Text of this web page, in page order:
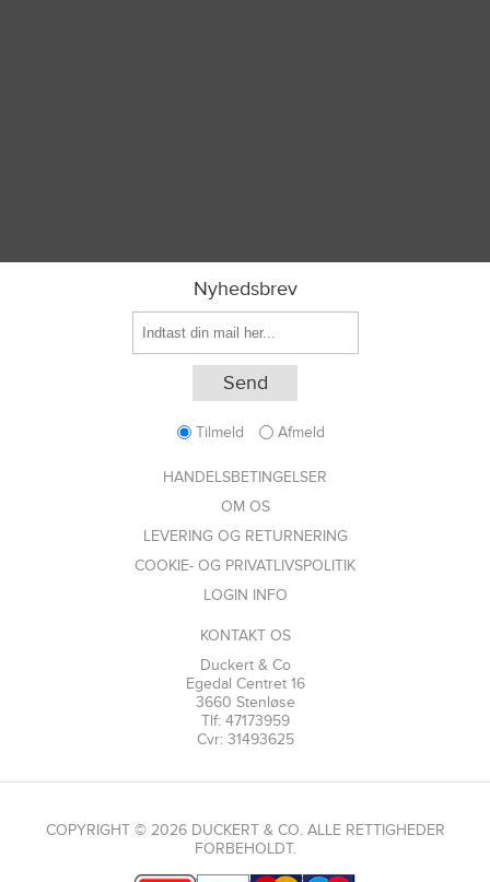
Nyhedsbrev
Tilmeld Afmeld
HANDELSBETINGELSER
OM OS
LEVERING OG RETURNERING
COOKIE- OG PRIVATLIVSPOLITIK
LOGIN INFO
KONTAKT OS
Duckert & Co
Egedal Centret 16
3660 Stenløse
Tlf: 47173959
Cvr: 31493625
COPYRIGHT © 2026 DUCKERT & CO. ALLE RETTIGHEDER
FORBEHOLDT.